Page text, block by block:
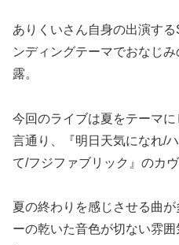
ありくいさん自身の出演す
ンディングテーマでおなじ
露。
今回のライブは夏をテーマ
言通り、『明日天気になれ/
て/フジファブリック』のカヴ
夏の終わりを感じさせる曲
ーの乾いた音色が切ない雰